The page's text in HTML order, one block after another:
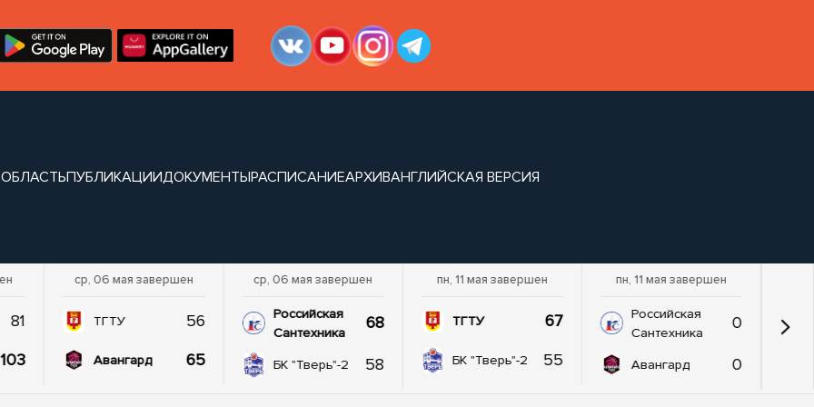
ПУБЛИКАЦИИДОКУМЕНТЫРАСПИСАНИЕАРХИВАНГЛИЙСКАЯ ВЕРСИЯ
81
103
ср, 06 мая завершен
ТГТУ 56
Авангард 65
ср, 06 мая завершен
Российская
Сантехника
68
БК "Тверь"-2 58
пн, 11 мая завершен
ТГТУ 67
БК "Тверь"-2 55
пн, 11 мая завершен
Российская
Сантехника
0
Авангард 0